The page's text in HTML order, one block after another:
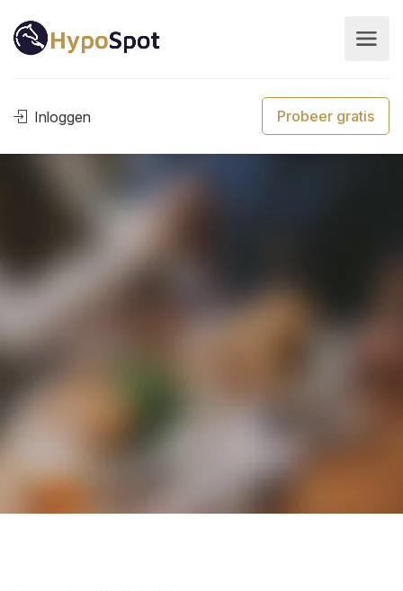
Inloggen Probeer gratis